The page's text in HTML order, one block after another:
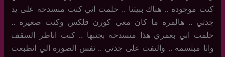
كنت موجوده .. هناك ببيتنا .. حلمت اني كنت منسدحه على يد
جدتي .. هالمره ما كان معي كورن فلكس وكنت صغيره ..
حلمت اني بعمري هذا منسدحه بجنبها .. كنت اناظر السقف
وانا مبتسمه .. والتفت على جدتي .. نفس الصوره الي انطبعت